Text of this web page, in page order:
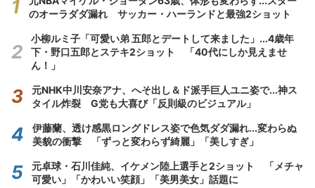
のオーラダダ漏れ サッカー・ハーランドと最強2ショット
小柳ルミ子「可愛い弟 五郎とデートして来ました」...4歳年
下・野口五郎とステキ2ショット 「40代にしか見えませ
ん！」
元NHK中川安奈アナ、へそ出し＆ド派手巨人ユニ姿で...神ス
タイル炸裂 G党も大喜び「反則級のビジュアル」
伊藤蘭、透け感黒ロングドレス姿で色気ダダ漏れ...変わらぬ
美貌の衝撃 「ずっと変わらず綺麗」「美しすぎ」
元卓球・石川佳純、イケメン陸上選手と2ショット 「メチャ
可愛い」「かわいい笑顔」「美男美女」話題に